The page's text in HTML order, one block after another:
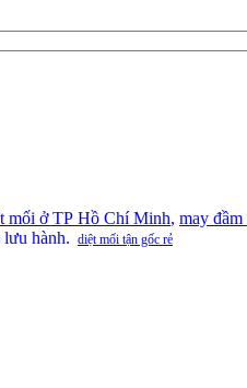
mối ở TP Hồ Chí Minh, may đầm
lưu hành. diệt mối tận gốc rẻ